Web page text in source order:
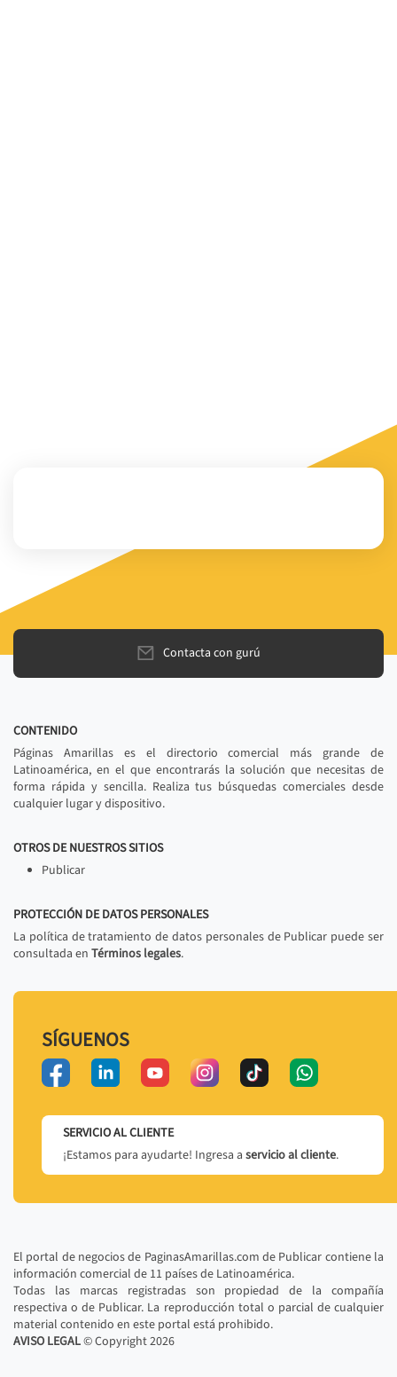
Contacta con gurú
CONTENIDO
Páginas Amarillas es el directorio comercial más grande de
Latinoamérica, en el que encontrarás la solución que necesitas de
forma rápida y sencilla. Realiza tus búsquedas comerciales desde
cualquier lugar y dispositivo.
OTROS DE NUESTROS SITIOS
Publicar
PROTECCIÓN DE DATOS PERSONALES
La política de tratamiento de datos personales de Publicar puede ser
consultada en Términos legales.
SÍGUENOS
SERVICIO AL CLIENTE
¡Estamos para ayudarte! Ingresa a servicio al cliente.
El portal de negocios de PaginasAmarillas.com de Publicar contiene la
información comercial de 11 países de Latinoamérica.
Todas las marcas registradas son propiedad de la compañía
respectiva o de Publicar. La reproducción total o parcial de cualquier
material contenido en este portal está prohibido.
AVISO LEGAL© Copyright2026